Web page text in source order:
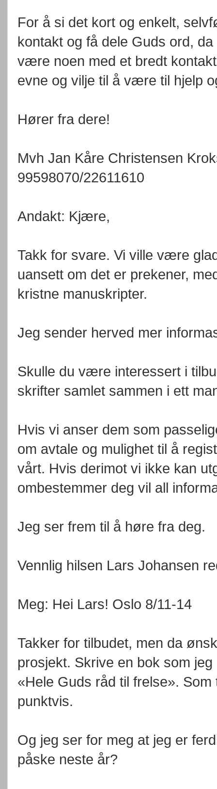
For å si det kort og enkelt,
kontakt og få dele Guds ord,
være noen med et bredt
evne og vilje til å være til hjelp
Hører fra dere!
Mvh Jan Kåre Christensen
99598070/22611610
Andakt: Kjære,
Takk for svare. Vi ville være
uansett om det er prekener,
kristne manuskripter.
Jeg sender herved mer
Skulle du være interessert i
skrifter samlet sammen i ett
Hvis vi anser dem som
om avtale og mulighet til å
vårt. Hvis derimot vi ikke kan
ombestemmer deg vil all
Jeg ser frem til å høre fra deg.
Vennlig hilsen Lars Johansen
Meg: Hei Lars! Oslo 8/11-14
Takker for tilbudet, men da
prosjekt. Skrive en bok som
«Hele Guds råd til frelse».
punktvis.
Og jeg ser for meg at jeg er
påske neste år?